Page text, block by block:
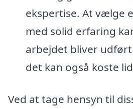
ekspertise. At vælge
med solid erfaring
arbejdet bliver
det kan også koste
Ved at tage hensyn til